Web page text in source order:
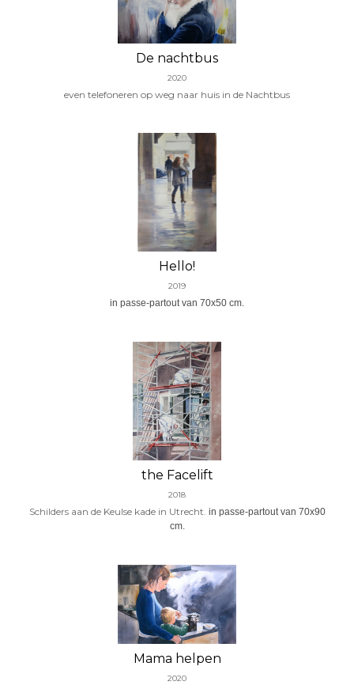
De nachtbus
2020
even telefoneren op weg naar huis in de Nachtbus
Hello!
2019
in passe-partout van 70x50 cm.
the Facelift
2018
Schilders aan de Keulse kade in Utrecht. in passe-partout van 70x90
cm.
Mama helpen
2020